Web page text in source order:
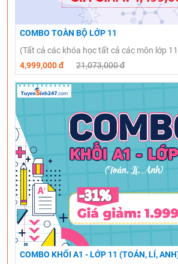
COMBO TOÀN BỘ LỚP 11
(Tất cả các khóa học tất cả các môn lớp
4,999,000 đ
21,073,000 đ
COMBO KHỐI A1 - LỚP 11 (TOÁN, LÍ,